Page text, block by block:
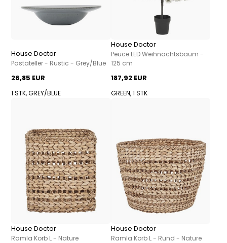
House Doctor
Pastateller - Rustic - Grey/Blue
26,85 EUR
1 STK, GREY/BLUE
House Doctor
Peuce LED Weihnachtsbaum -
125 cm
187,92 EUR
GREEN, 1 STK
House Doctor
Ramla Korb L - Nature
House Doctor
Ramla Korb L - Rund - Nature